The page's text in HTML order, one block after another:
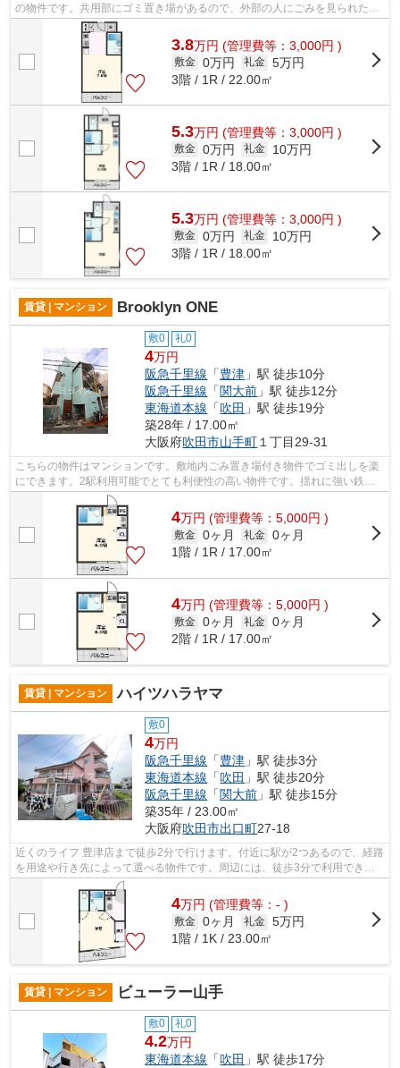
の物件です。共用部にゴミ置き場があるので、外部の人にごみを見られたり
持っていかれるリスクが低くなります...
3.8万円 (管理費等：3,000円 )
敷金 0万円 礼金 5万円
3階 / 1R / 22.00㎡
5.3万円 (管理費等：3,000円 )
敷金 0万円 礼金
10万円
3階 / 1R / 18.00㎡
5.3万円 (管理費等：3,000円 )
敷金 0万円 礼金
10万円
3階 / 1R / 18.00㎡
賃貸 | マンション Brooklyn ONE
敷0 礼0
4万円
阪急千里線 「豊津 」駅 徒歩10分
阪急千里線 「関大前 」駅 徒歩12分
東海道本線 「吹田 」駅 徒歩19分
築28年 / 17.00㎡
大阪府吹田市山手町 １丁目29-31
こちらの物件はマンションです。敷地内ごみ置き場付き物件でゴミ出しを楽
にできます。2駅利用可能でとても利便性の高い物件です。揺れに強い鉄骨
造の物件です。より詳しい情報や内見の...
4万円 (管理費等：5,000円 )
敷金 0ヶ月 礼金 0ヶ月
1階 / 1R / 17.00㎡
4万円 (管理費等：5,000円 )
敷金 0ヶ月 礼金 0ヶ月
2階 / 1R / 17.00㎡
賃貸 | マンション ハイツハラヤマ
敷0
4万円
阪急千里線 「豊津 」駅 徒歩3分
東海道本線 「吹田 」駅 徒歩20分
阪急千里線 「関大前 」駅 徒歩15分
築35年 / 23.00㎡
大阪府吹田市出口町27-18
近くのライフ 豊津店まで徒歩2分で行けます。付近に駅が2つあるので、経路
を用途や行き先によって選べる物件です。周辺には、徒歩3分で利用できる
駅があります。もしものときの地震に...
4万円 (管理費等：- )
敷金 0ヶ月 礼金 5万円
1階 / 1K / 23.00㎡
賃貸 | マンション ビューラー山手
敷0 礼0
4.2万円
東海道本線 「吹田 」駅 徒歩17分